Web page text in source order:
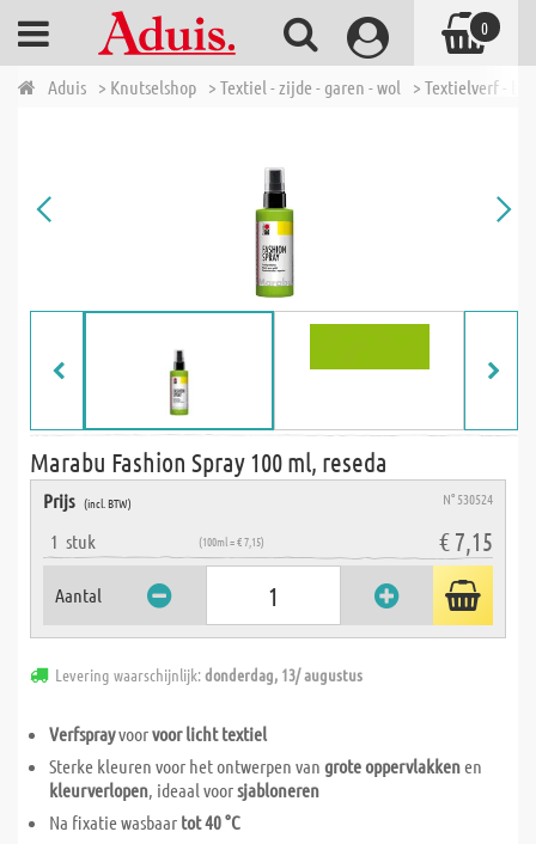
Aduis > Knutselshop > Textiel - zijde - garen - wol > Textielverf -
Marabu Fashion Spray 100 ml, reseda
Prijs (incl. BTW) N° 530524
1 stuk (100ml = € 7,15) € 7,15
Aantal
Levering waarschijnlijk:donderdag, 13/ augustus
Verfsprayvoorvoor licht textiel
Sterke kleuren voor het ontwerpen van grote oppervlakkenen
kleurverlopen, ideaal voorsjabloneren
Na fixatie wasbaar tot 40 °C
0